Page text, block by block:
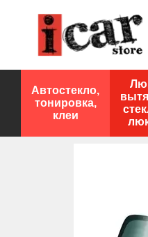
Автостекло,
тонировка,
клеи